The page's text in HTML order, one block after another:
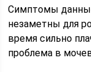
Симптомы
незаметны для
время сильно
проблема в